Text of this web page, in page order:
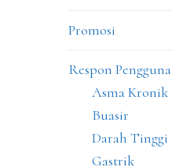
Promosi
Respon Pengguna
Asma Kronik
Buasir
Darah Tinggi
Gastrik